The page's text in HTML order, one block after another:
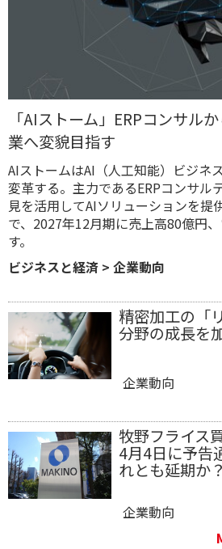
「AIストーム」ERPコンサル
業へ変貌目指す
AIストームはAI（人工知能）ビジネ
変革する。主力であるERPコンサル
見を活用してAIソリューションを提
で、2027年12月期に売上高80億円
す。
ビジネスと経済 > 企業動向
精密加工の「
分野の成長を
企業動向
牧野フライス
4月4日に予告
れとも延期か？
企業動向